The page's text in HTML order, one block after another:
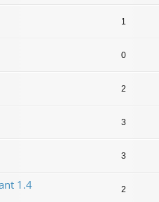
1
0
2
3
3
1.4 2